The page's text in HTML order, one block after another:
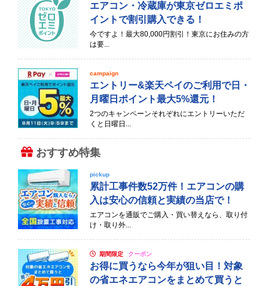
エアコン・冷蔵庫が東京ゼロエミポ
イントで割引購入できる！
今ですよ！最大80,000円割引！東京にお住みの方
は要...
campaign
エントリー&楽天ペイのご利用で日・
月曜日ポイント最大5%還元！
2つのキャンペーンそれぞれにエントリーいただ
くと日曜日...
おすすめ特集
pickup
累計工事件数52万件！エアコンの購
入は安心の信頼と実績の当店で！
エアコンを通販でご購入・買い替えなら、取り付
け・取り外...
期間限定 クーポン
お得に買うなら今年が狙い目！対象
の省エネエアコンをまとめて買うと